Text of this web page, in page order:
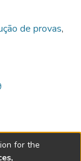
de provas,
for the